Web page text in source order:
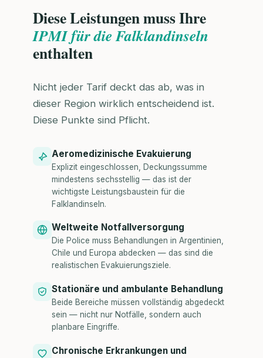
Diese Leistungen muss Ihre
IPMI für die Falklandinseln
enthalten
Nicht jeder Tarif deckt das ab, was in
dieser Region wirklich entscheidend ist.
Diese Punkte sind Pflicht.
Aeromedizinische Evakuierung
Explizit eingeschlossen, Deckungssumme
mindestens sechsstellig — das ist der
wichtigste Leistungsbaustein für die
Falklandinseln.
Weltweite Notfallversorgung
Die Police muss Behandlungen in Argentinien,
Chile und Europa abdecken — das sind die
realistischen Evakuierungsziele.
Stationäre und ambulante Behandlung
Beide Bereiche müssen vollständig abgedeckt
sein — nicht nur Notfälle, sondern auch
planbare Eingriffe.
Chronische Erkrankungen und